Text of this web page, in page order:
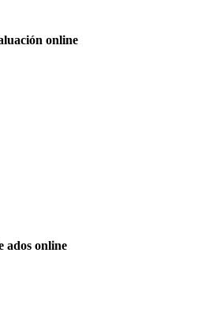
online
ados online